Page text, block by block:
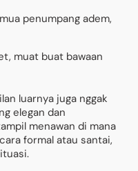
penumpang adem,
muat buat bawaan
luarnya juga nggak
elegan dan
menawan di mana
formal atau santai,